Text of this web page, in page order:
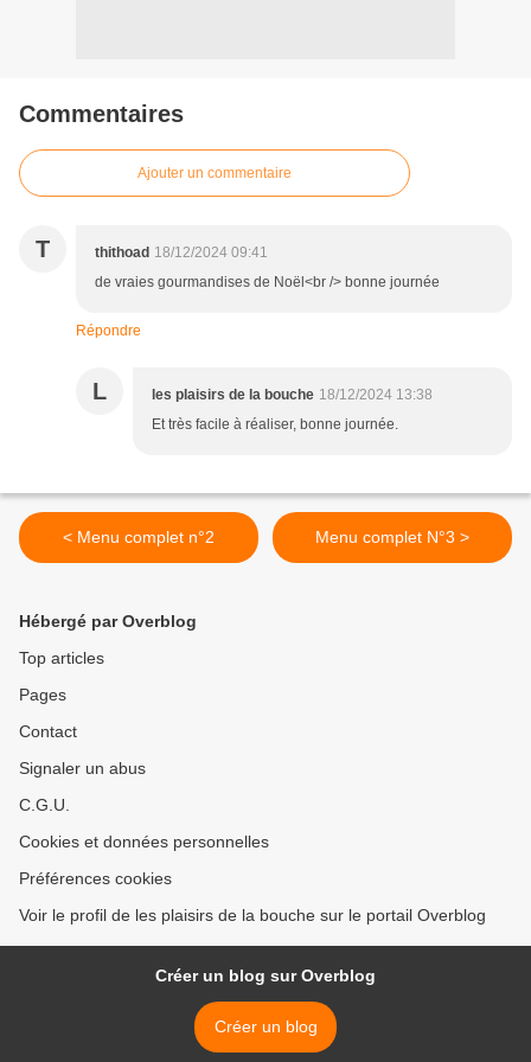
Commentaires
Ajouter un commentaire
T thithoad 18/12/2024 09:41
de vraies gourmandises de Noël<br /> bonne journée
Répondre
L les plaisirs de la bouche 18/12/2024 13:38
Et très facile à réaliser, bonne journée.
< Menu complet n°2 Menu complet N°3 >
Hébergé par Overblog
Top articles
Pages
Contact
Signaler un abus
C.G.U.
Cookies et données personnelles
Préférences cookies
Voir le profil de les plaisirs de la bouche sur le portail Overblog
Créer un blog sur Overblog
Créer un blog